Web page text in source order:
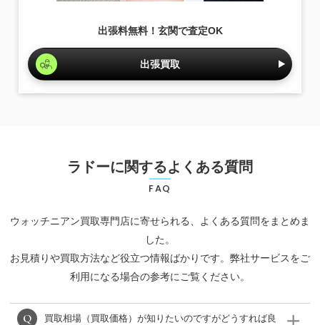
出張料無料！玄関で査定OK
出張買取
ラドーに関するよくある質問
FAQ
ウォッチニアン買取専門店に寄せられる、よくある質問をまとめま
した。
お見積りや買取方法など役立つ情報ばかりです。弊社サービスをご
利用になる場合の参考にご覧ください。
買取相場（買取価格）が知りたいのですがどうすれば良